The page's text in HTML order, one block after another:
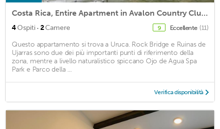
Costa Rica, Entire Apartment in Avalon Country Club<br>High Speed Internet
4Ospiti · 2Camere 9 Eccellente (11)
Questo appartamento si trova a Uruca. Rock Bridge e Ruinas de
Ujarras sono due dei più importanti punti di riferimento della
zona, mentre a livello naturalistico spiccano Ojo de Agua Spa
Park e Parco della ...
Verifica disponibilità